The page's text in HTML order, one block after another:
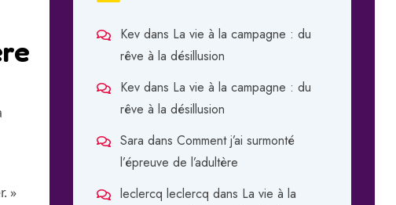
»
Kev dans La vie à la campagne : du
rêve à la désillusion
Kev dans La vie à la campagne : du
rêve à la désillusion
Sara dans Comment j’ai surmonté
l’épreuve de l’adultère
leclercq leclercq dans La vie à la